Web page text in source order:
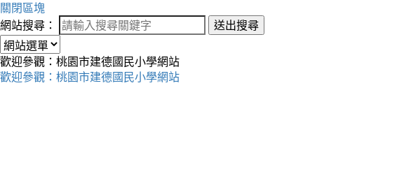
關閉區塊
網站搜尋：
送出搜尋
歡迎參觀：桃園市建德國民小學網站
歡迎參觀：桃園市建德國民小學網站